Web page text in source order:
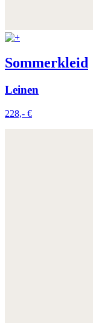
Sommerkleid
Leinen
228,- €